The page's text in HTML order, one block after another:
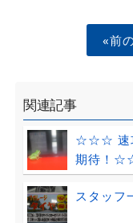
«前
関連記事
☆☆☆ 速
期待！
スタッフ